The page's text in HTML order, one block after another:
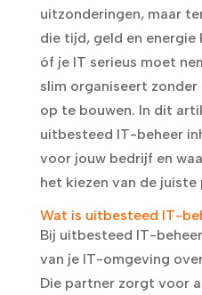
uitzonderingen, maar
die tijd, geld en energie
óf je IT serieus moet
slim organiseert
op te bouwen. In dit
uitbesteed IT-beheer
voor jouw bedrijf en
het kiezen van de juiste
Wat is uitbesteed IT-
Bij uitbesteed IT-
van je IT-omgeving
Die partner zorgt voor